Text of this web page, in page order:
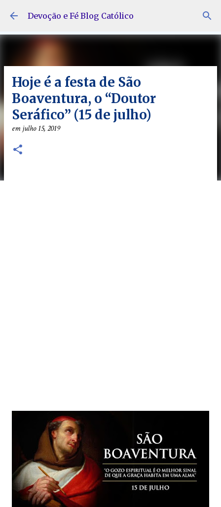
Pular para o conteúdo principal
Devoção e Fé Blog Católico
Hoje é a festa de São
Boaventura, o “Doutor
Seráfico” (15 de julho)
emjulho 15, 2019